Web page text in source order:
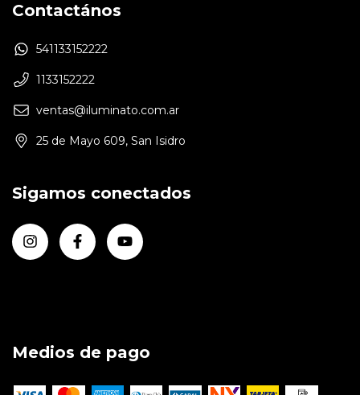
Contactános
541133152222
1133152222
ventas@iluminato.com.ar
25 de Mayo 609, San Isidro
Sigamos conectados
Medios de pago